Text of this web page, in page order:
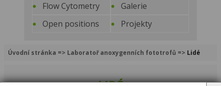
Flow Cytometry
Galerie
Open positions
Projekty
Úvodní stránka => Laboratoř anoxygenních fototrofů => Lidé